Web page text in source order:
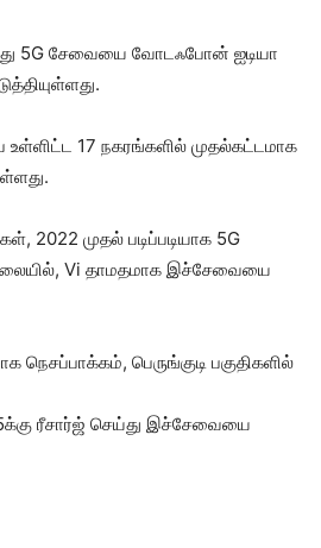
5G சேவையை வோடஃபோன் ஐடியா
17 நகரங்களில் முதல்கட்டமாக
2022 முதல் படிப்படியாக 5G
Vi தாமதமாக இச்சேவையை
பெருங்குடி பகுதிகளில்
ரீசார்ஜ் செய்து இச்சேவையை